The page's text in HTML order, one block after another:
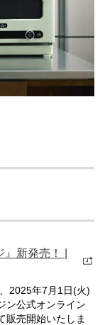
新発売！ |
2025年7月1日(火)
ン公式オンライン
販売開始いたしま